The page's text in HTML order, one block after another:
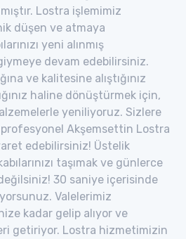
Lostra işlemimiz
düşen ve atmaya
yeni alınmış
devam edebilirsiniz.
ve kalitesine alıştığınız
haline dönüştürmek için,
yeniliyoruz. Sizlere
Akşemsettin Lostra
edebilirsiniz! Üstelik
taşımak ve günlerce
30 saniye içerisinde
Valelerimiz
kadar gelip alıyor ve
getiriyor. Lostra hizmetimizin